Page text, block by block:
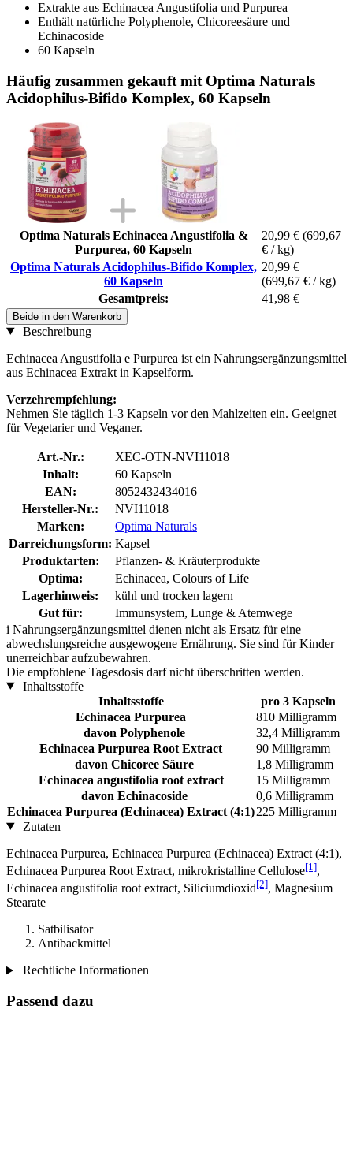
Extrakte aus Echinacea Angustifolia und Purpurea
Enthält natürliche Polyphenole, Chicoreesäure und
Echinacoside
60 Kapseln
Häufig zusammen gekauft mit Optima Naturals
Acidophilus-Bifido Komplex, 60 Kapseln
Optima Naturals Echinacea Angustifolia &
Purpurea, 60 Kapseln
20,99 € (699,67
€ / kg)
Optima Naturals Acidophilus-Bifido Komplex,
60 Kapseln
20,99 €
(699,67 € / kg)
Gesamtpreis:
41,98 €
Beide in den Warenkorb
Beschreibung
Echinacea Angustifolia e Purpurea ist ein Nahrungsergänzungsmittel
aus Echinacea Extrakt in Kapselform.
Verzehrempfehlung:
Nehmen Sie täglich 1-3 Kapseln vor den Mahlzeiten ein. Geeignet
für Vegetarier und Veganer.
Art.-Nr.:
XEC-OTN-NVI11018
Inhalt:
60 Kapseln
EAN:
8052432434016
Hersteller-Nr.:
NVI11018
Marken:
Optima Naturals
Darreichungsform: Kapsel
Produktarten:
Pflanzen- & Kräuterprodukte
Optima:
Echinacea, Colours of Life
Lagerhinweis:
kühl und trocken lagern
Gut für:
Immunsystem, Lunge & Atemwege
i Nahrungsergänzungsmittel dienen nicht als Ersatz für eine
abwechslungsreiche ausgewogene Ernährung. Sie sind für Kinder
unerreichbar aufzubewahren.
Die empfohlene Tagesdosis darf nicht überschritten werden.
Inhaltsstoffe
Inhaltsstoffe
pro 3 Kapseln
Echinacea Purpurea
810 Milligramm
davon Polyphenole
32,4 Milligramm
Echinacea Purpurea Root Extract
90 Milligramm
davon Chicoree Säure
1,8 Milligramm
Echinacea angustifolia root extract
15 Milligramm
davon Echinacoside
0,6 Milligramm
Echinacea Purpurea (Echinacea) Extract (4:1)225 Milligramm
Zutaten
Echinacea Purpurea, Echinacea Purpurea (Echinacea) Extract (4:1),
Echinacea Purpurea Root Extract, mikrokristalline Cellulose[1],
Echinacea angustifolia root extract, Siliciumdioxid[2], Magnesium
Stearate
Satbilisator
Antibackmittel
Rechtliche Informationen
Passend dazu